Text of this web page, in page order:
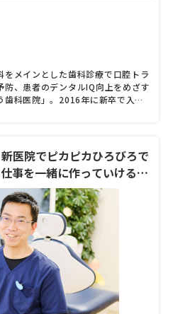
な冬山登山の経験も豊富である。常
ている。広大なスペースを生かした
すべて患者の健康を考えてのもの。
も患者を主役とする診療を徹底して
らに歯科医師向けのセミナーを開催
をメインとした歯科診療で口腔トラ
防、患者のデンタルIQ向上をめざす
歯科医院」。2016年に新卒で入職
谷さんによると「院長もスタッフも
向きで熱意のある方ばかり」なんだ
性スタッフが多く働く職場というこ
て仕事と育児を両立するママさんも
谷さん自身も、産休・育休を経て、
場復帰に向けて準備を進めていると
うです。「一人ひとりの考えを尊重
る、主体性が育つ職場環境だと思い
話す萬谷さんに、働く場としての同
などを聞きました。
医院でピカピカひろびろで
事を一緒に作っていける衛